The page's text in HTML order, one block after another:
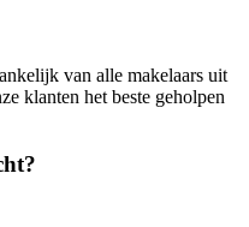
van alle makelaars uit
klanten het beste geholpen